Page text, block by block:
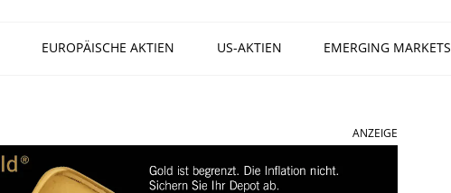
EUROPÄISCHE AKTIEN US-AKTIEN EMERGING MARKETS
ANZEIGE